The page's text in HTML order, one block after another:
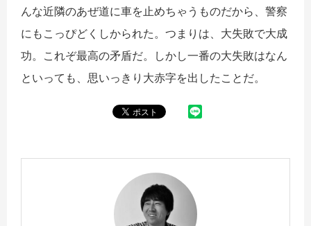
んな近隣のあぜ道に車を止めちゃうものだから、警察
にもこっぴどくしかられた。つまりは、大失敗で大成
功。これぞ最高の矛盾だ。しかし一番の大失敗はなん
といっても、思いっきり大赤字を出したことだ。